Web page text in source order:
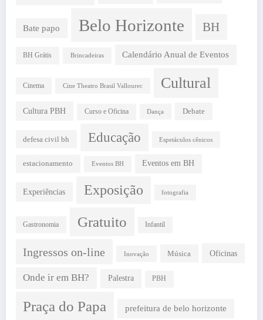
Bate papo Belo Horizonte BH
BH Grátis Brincadeiras Calendário Anual de Eventos
Cinema Cine Theatro Brasil Vallourec Cultural
Cultura PBH Curso e Oficina Dança Debate
defesa civil bh Educação Espetáculos cênicos
estacionamento Eventos BH Eventos em BH
Experiências Exposição fotografia
Gastronomia Gratuito Infantil
Ingressos on-line Inovação Música Oficinas
Onde ir em BH? Palestra PBH
Praça do Papa prefeitura de belo horizonte